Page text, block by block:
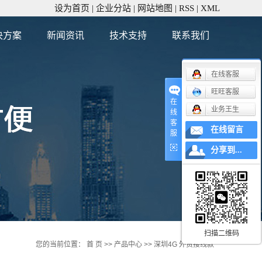
设为首页 | 企业分站 | 网站地图 | RSS | XML
方案 新闻资讯 技术支持 联系我们
您的当前位置： 首 页 >> 产品中心 >> 深圳4G 外贸接线款
在
线
客
服
在线客服
旺旺客服
业务王生
在线留言
分享到...
扫描二维码